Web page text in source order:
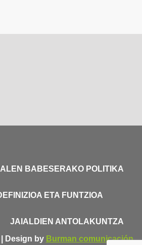
BABESERAKO POLITIKA
ETA FUNTZIOA
JAIALDIEN ANTOLAKUNTZA
Design by Burman comunicación